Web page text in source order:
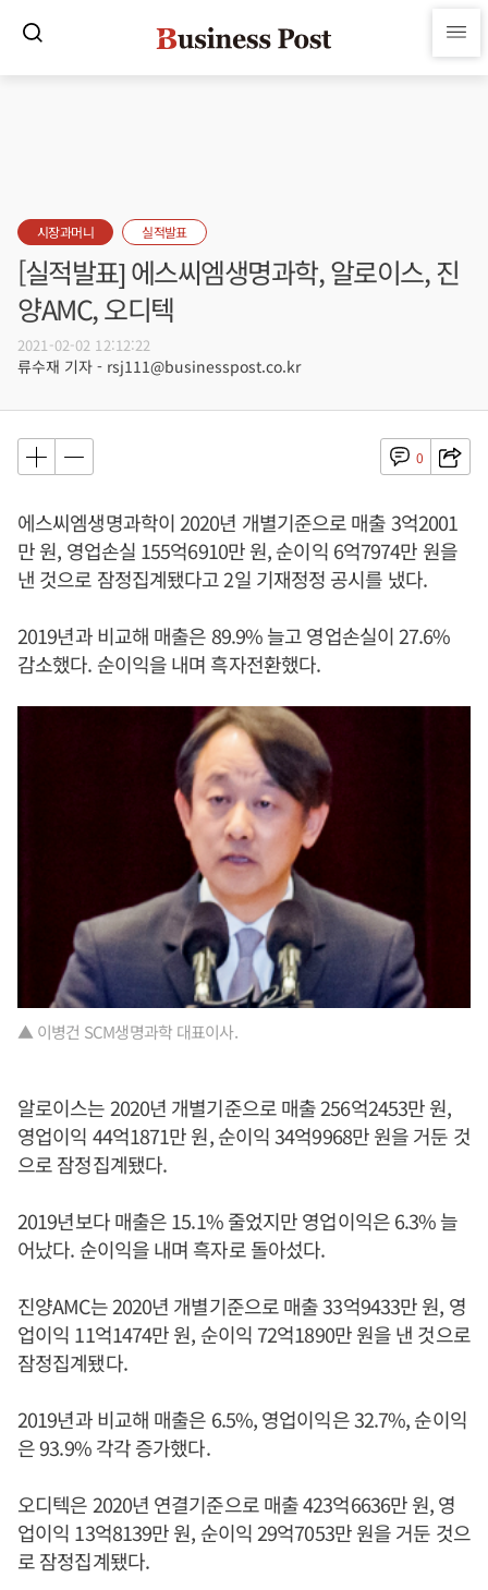
시장과머니 실적발표
[실적발표] 에스씨엠생명과학, 알로이스, 진
양AMC, 오디텍
2021-02-02 12:12:22
류수재 기자 - rsj111@businesspost.co.kr
0
에스씨엠생명과학이 2020년 개별기준으로 매출 3억2001
만 원, 영업손실 155억6910만 원, 순이익 6억7974만 원을
낸 것으로 잠정집계됐다고 2일 기재정정 공시를 냈다.
2019년과 비교해 매출은 89.9% 늘고 영업손실이 27.6%
감소했다. 순이익을 내며 흑자전환했다.
▲ 이병건 SCM생명과학 대표이사.
알로이스는 2020년 개별기준으로 매출 256억2453만 원,
영업이익 44억1871만 원, 순이익 34억9968만 원을 거둔 것
으로 잠정집계됐다.
2019년보다 매출은 15.1% 줄었지만 영업이익은 6.3% 늘
어났다. 순이익을 내며 흑자로 돌아섰다.
진양AMC는 2020년 개별기준으로 매출 33억9433만 원, 영
업이익 11억1474만 원, 순이익 72억1890만 원을 낸 것으로
잠정집계됐다.
2019년과 비교해 매출은 6.5%, 영업이익은 32.7%, 순이익
은 93.9% 각각 증가했다.
오디텍은 2020년 연결기준으로 매출 423억6636만 원, 영
업이익 13억8139만 원, 순이익 29억7053만 원을 거둔 것으
로 잠정집계됐다.